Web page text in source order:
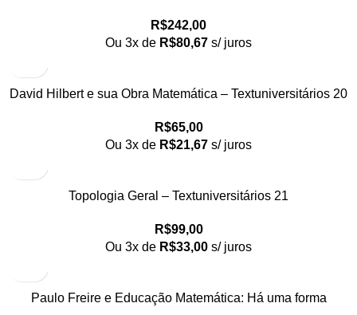
R$242,00
Ou 3x de R$80,67 s/ juros
David Hilbert e sua Obra Matemática – Textuniversitários 20
R$65,00
Ou 3x de R$21,67 s/ juros
Topologia Geral – Textuniversitários 21
R$99,00
Ou 3x de R$33,00 s/ juros
Paulo Freire e Educação Matemática: Há uma forma